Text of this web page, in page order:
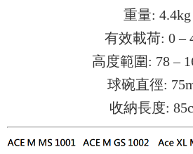
重量: 4.4kg
有效載荷: 0 –
高度範圍: 78 –
球碗直徑:
收納長度: